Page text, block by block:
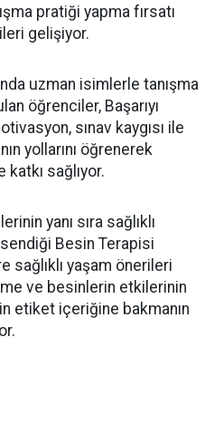
pratiği yapma fırsatı
gelişiyor.
uzman isimlerle tanışma
öğrenciler, Başarıyı
sınav kaygısı ile
yollarını öğrenerek
sağlıyor.
yanı sıra sağlıklı
Besin Terapisi
sağlıklı yaşam önerileri
ve besinlerin etkilerinin
etiket içeriğine bakmanın